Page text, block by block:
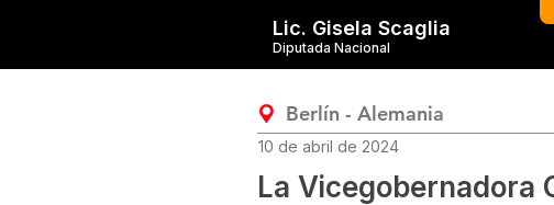
Diputada Nacional
Lic. Gisela Scaglia
Berlín - Alemania
10 de abril de 2024
La Vicegobernadora